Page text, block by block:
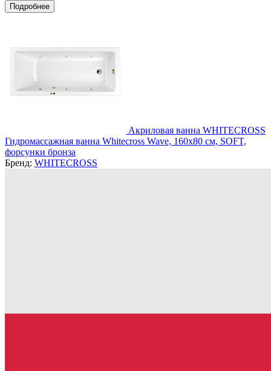
Подробнее
Акриловая ванна WHITECROSS
Гидромассажная ванна Whitecross Wave, 160x80 см, SOFT,
форсунки бронза
Бренд: WHITECROSS